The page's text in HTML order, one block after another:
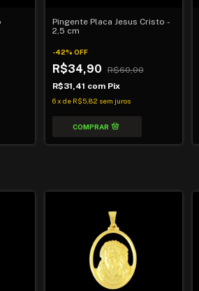
Pingente Placa Jesus Cristo -
2,5 cm
-42% OFF
R$34,90
R$60,00
R$31,41 com Pix
6 x de R$5,82 sem juros